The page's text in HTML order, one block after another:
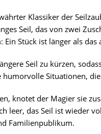
Klassiker der
Seil, das von zwei
Stück ist länger als das
Seil zu kürzen,
Situationen,
knotet der Magier sie
leer, das Seil ist wieder
Familienpublikum.